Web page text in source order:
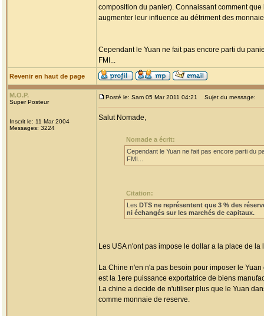
composition du panier). Connaissant comment
augmenter leur influence au détriment des
Cependant le Yuan ne fait pas encore parti du
FMI...
Revenir en haut de page
M.O.P.
Super Posteur
Inscrit le: 11 Mar 2004
Messages: 3224
Posté le: Sam 05 Mar 2011 04:21 Sujet du message:
Salut Nomade,
Nomade a écrit:
Cependant le Yuan ne fait pas encore parti du
FMI...
Citation:
Les DTS ne représentent que 3 % des
ni échangés sur les marchés de capitaux.
Les USA n'ont pas impose le dollar a la place de
La Chine n'en n'a pas besoin pour imposer le
est la 1ere puissance exportatrice de biens
La chine a decide de n'utiliser plus que le Yuan
comme monnaie de reserve.